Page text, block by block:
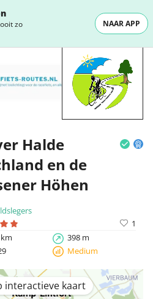
zo
NAAR APP
Halde
en de
Höhen
1
398 m
Medium
interactieve kaart